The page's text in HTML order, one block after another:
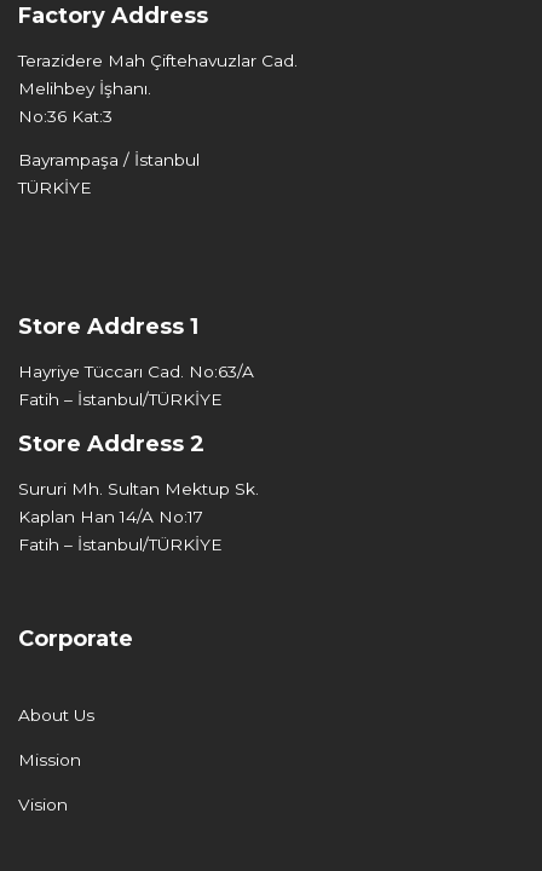
Factory Address
Terazidere Mah Çiftehavuzlar Cad.
Melihbey İşhanı.
No:36 Kat:3
Bayrampaşa / İstanbul
TÜRKİYE
Store Address 1
Hayriye Tüccarı Cad. No:63/A
Fatih – İstanbul/TÜRKİYE
Store Address 2
Sururi Mh. Sultan Mektup Sk.
Kaplan Han 14/A No:17
Fatih – İstanbul/TÜRKİYE
Corporate
About Us
Mission
Vision